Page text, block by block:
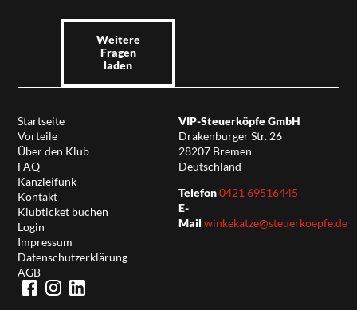
Weitere
Fragen
laden
Startseite
Vorteile
Über den Klub
FAQ
Kanzleifunk
Kontakt
Klubticket buchen
Login
Impressum
Datenschutzerklärung
AGB
VIP-Steuerköpfe GmbH
Drakenburger Str. 26
28207 Bremen
Deutschland
Telefon0421 69516445
E-
Mail winkekatze@steuerkoepfe.de